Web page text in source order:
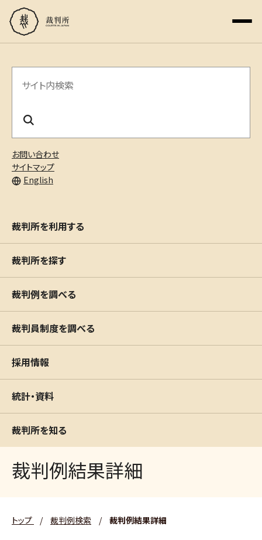
お問い合わせ
サイトマップ
English
サ
内
検
索
裁判所を利用する
裁判所を探す
裁判例を調べる
裁判員制度を調べる
採用情報
統計・資料
裁判所を知る
裁判例結果詳細
トップ / 裁判例検索 / 裁判例結果詳細